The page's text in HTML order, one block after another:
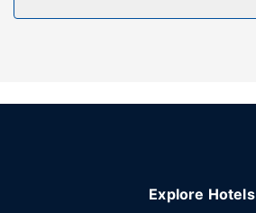
Explore Hotels